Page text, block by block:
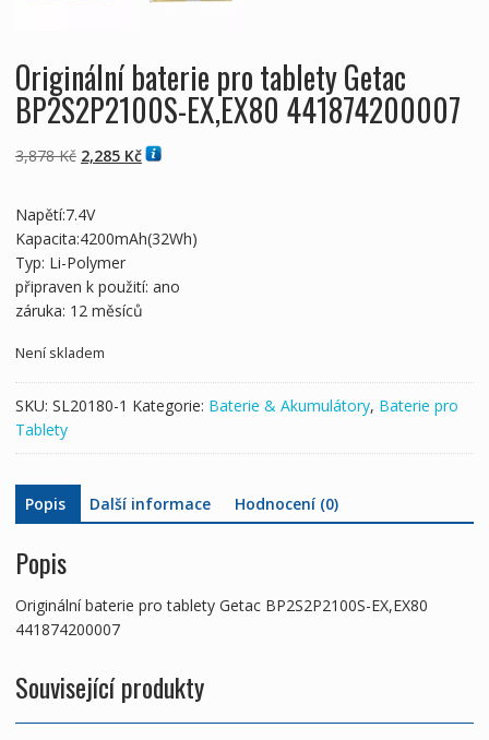
Originální baterie pro tablety Getac
BP2S2P2100S-EX,EX80 441874200007
3,878Kč Původní
3,878 Kč
2,285 KčAktuální
Napětí:7.4V
Kapacita:4200mAh(32Wh)
Typ: Li-Polymer
připraven k použití: ano
záruka: 12 měsíců
Není skladem
SKU: SL20180-1 Kategorie: Baterie & Akumulátory, Baterie pro
Tablety
Popis Další informace Hodnocení (0)
Popis
Originální baterie pro tablety Getac BP2S2P2100S-EX,EX80
441874200007
Související produkty